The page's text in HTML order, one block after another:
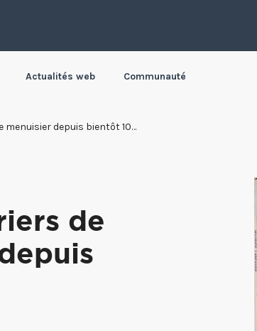
Actualités web Communauté
Les Meilleurs Ouvriers de France menuisier depuis bientôt 100 ans
de